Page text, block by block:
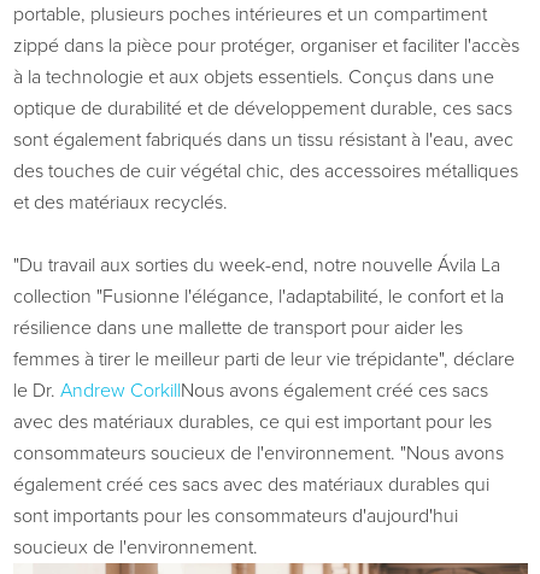
portable, plusieurs poches intérieures et un compartiment
zippé dans la pièce pour protéger, organiser et faciliter l'accès
à la technologie et aux objets essentiels. Conçus dans une
optique de durabilité et de développement durable, ces sacs
sont également fabriqués dans un tissu résistant à l'eau, avec
des touches de cuir végétal chic, des accessoires métalliques
et des matériaux recyclés.
"Du travail aux sorties du week-end, notre nouvelle Ávila La
collection "Fusionne l'élégance, l'adaptabilité, le confort et la
résilience dans une mallette de transport pour aider les
femmes à tirer le meilleur parti de leur vie trépidante", déclare
le Dr. Andrew CorkillNous avons également créé ces sacs
avec des matériaux durables, ce qui est important pour les
consommateurs soucieux de l'environnement. "Nous avons
également créé ces sacs avec des matériaux durables qui
sont importants pour les consommateurs d'aujourd'hui
soucieux de l'environnement.